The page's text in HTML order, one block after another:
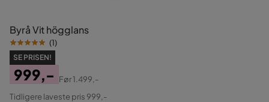
Byrå Vit högglans
(1)
SE PRISEN!
Pris
999,-
Original
Før1.499,-
Tidligere laveste pris 999,-